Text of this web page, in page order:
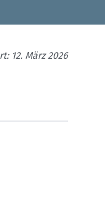
12. März 2026